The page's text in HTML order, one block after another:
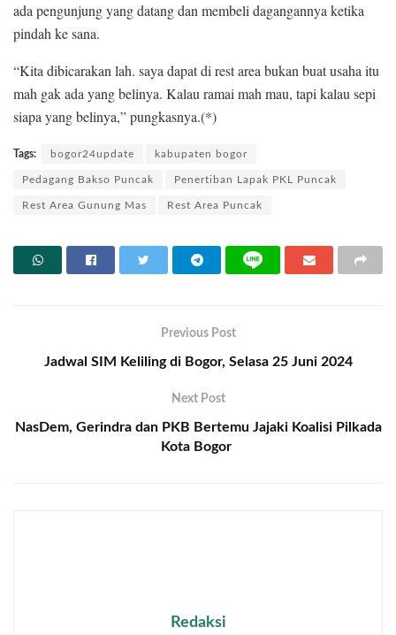
ada pengunjung yang datang dan membeli dagangannya ketika
pindah ke sana.
“Kita dibicarakan lah. saya dapat di rest area bukan buat usaha itu
mah gak ada yang belinya. Kalau ramai mah mau, tapi kalau sepi
siapa yang belinya,” pungkasnya.(*)
Tags: bogor24update kabupaten bogor
Pedagang Bakso Puncak Penertiban Lapak PKL Puncak
Rest Area Gunung Mas Rest Area Puncak
Previous Post
Jadwal SIM Keliling di Bogor, Selasa 25 Juni 2024
Next Post
NasDem, Gerindra dan PKB Bertemu Jajaki Koalisi Pilkada
Kota Bogor
Redaksi